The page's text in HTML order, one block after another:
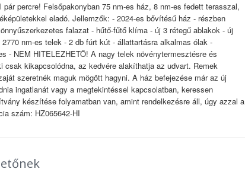
percre! Felsőpakonyban 75 nm-es ház, 8 nm-es fedett terasszal,
eladó. Jellemzők: - 2024-es bővítésű ház - részben
falazat - hűtő-fűtő klíma - új 3 rétegű ablakok - új
nm-es telek - 2 db fúrt kút - állattartásra alkalmas ólak -
- NEM HITELEZHETŐ! A nagy telek növénytermesztésre és
csak kikapcsolódna, az kedvére alakíthatja az udvart. Remek
szeretnék maguk mögött hagyni. A ház befejezése már az új
ingatlanát vagy a megtekintéssel kapcsolatban, keressen
készítése folyamatban van, amint rendelkezésre áll, úgy azzal a
szám: HZ065642-HI